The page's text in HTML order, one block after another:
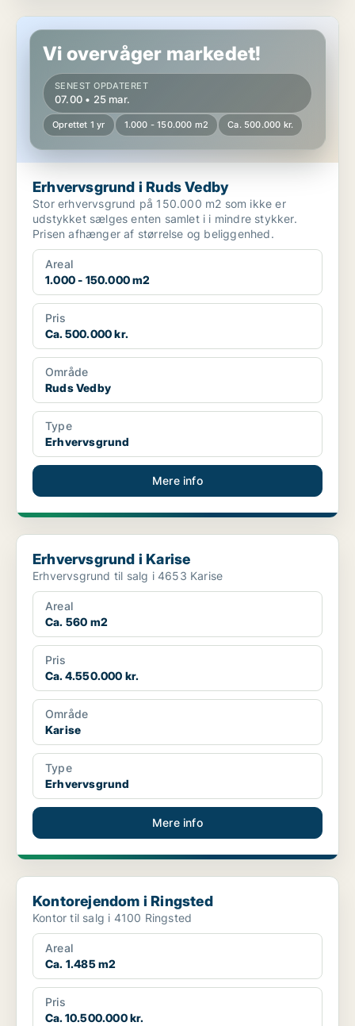
Erhvervsgrund i Ruds Vedby
Vi overvåger markedet!
SENEST OPDATERET
07.00 • 25 mar.
Oprettet 1 yr 1.000 - 150.000 m2 Ca. 500.000 kr.
Erhvervsgrund i Ruds Vedby
Stor erhvervsgrund på 150.000 m2 som ikke er
udstykket sælges enten samlet i i mindre stykker.
Prisen afhænger af størrelse og beliggenhed.
Areal
1.000 - 150.000 m2
Pris
Ca. 500.000 kr.
Område
Ruds Vedby
Type
Erhvervsgrund
Mere info
Erhvervsgrund i Karise
Erhvervsgrund i Karise
Erhvervsgrund til salg i 4653 Karise
Areal
Ca. 560 m2
Pris
Ca. 4.550.000 kr.
Område
Karise
Type
Erhvervsgrund
Mere info
Kontorejendom i Ringsted
Kontorejendom i Ringsted
Kontor til salg i 4100 Ringsted
Areal
Ca. 1.485 m2
Pris
Ca. 10.500.000 kr.